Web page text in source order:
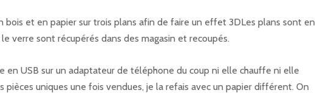
bois et en papier sur trois plans afin de faire un effet 3DLes plans sont en
verre sont récupérés dans des magasin et recoupés.
en USB sur un adaptateur de téléphone du coup ni elle chauffe ni elle
pièces uniques une fois vendues, je la refais avec un papier différent. On